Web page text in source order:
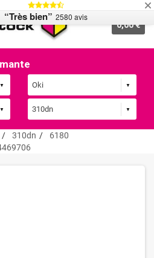
0,00 €
310dn
6180
“Très bien” 2580 avis